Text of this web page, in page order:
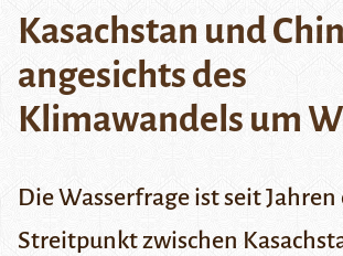
Kasachstan und
angesichts des
Klimawandels um
Die Wasserfrage ist seit Jahren
Streitpunkt zwischen